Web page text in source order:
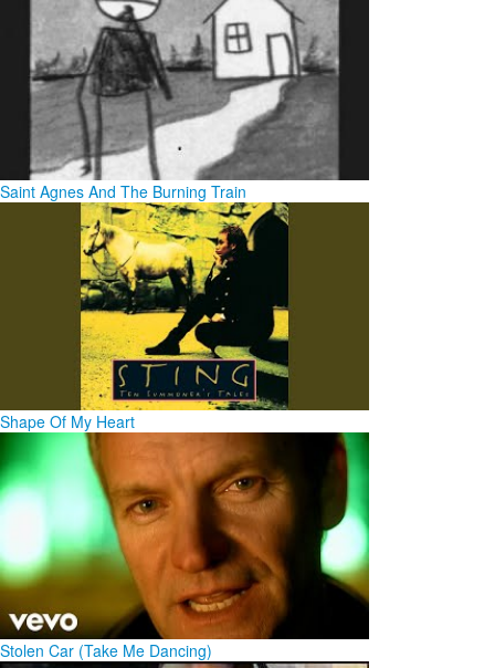
Saint Agnes And The Burning Train
Shape Of My Heart
Stolen Car (Take Me Dancing)